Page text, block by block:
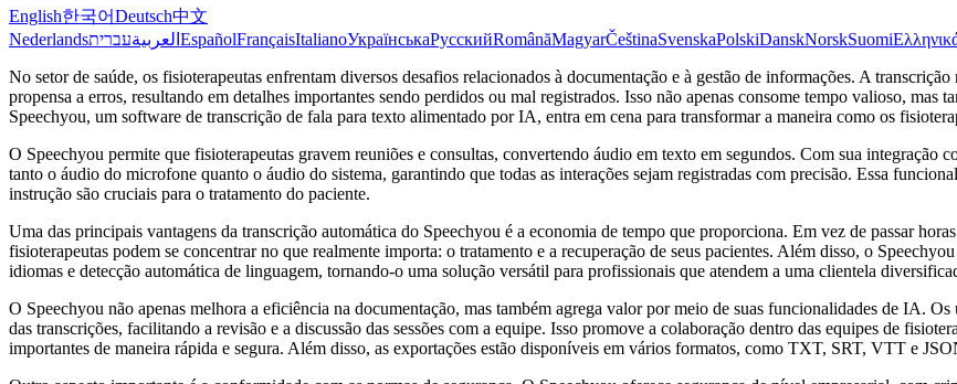
English한국어Deutsch中文
Nederlands
العربيةעברית EspañolFrançaisItalianoУкраїнськаРусскийRomânăMagyarČeštinaSvenskaPolskiDanskNorskSuomi
No setor de saúde, os fisioterapeutas enfrentam diversos desafios relacionados à documentação e à gestão de informações. A
propensa a erros, resultando em detalhes importantes sendo perdidos ou mal registrados. Isso não apenas consome tempo valioso,
Speechyou, um software de transcrição de fala para texto alimentado por IA, entra em cena para transformar a maneira como os
O Speechyou permite que fisioterapeutas gravem reuniões e consultas, convertendo áudio em texto em segundos. Com sua
tanto o áudio do microfone quanto o áudio do sistema, garantindo que todas as interações sejam registradas com precisão. Essa
instrução são cruciais para o tratamento do paciente.
Uma das principais vantagens da transcrição automática do Speechyou é a economia de tempo que proporciona. Em vez de passar
fisioterapeutas podem se concentrar no que realmente importa: o tratamento e a recuperação de seus pacientes. Além disso, o
idiomas e detecção automática de linguagem, tornando-o uma solução versátil para profissionais que atendem a uma clientela
O Speechyou não apenas melhora a eficiência na documentação, mas também agrega valor por meio de suas funcionalidades de IA.
das transcrições, facilitando a revisão e a discussão das sessões com a equipe. Isso promove a colaboração dentro das equipes de
importantes de maneira rápida e segura. Além disso, as exportações estão disponíveis em vários formatos, como TXT, SRT, VTT e